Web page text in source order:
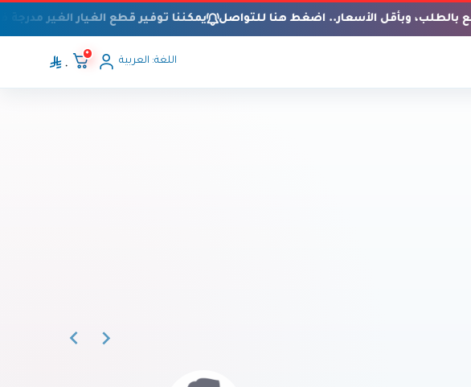
بالطلب، وبأقل الأسعار.. اضغط هنا للتواصل يمكننا توفير قطع الغيار الغير
اللغة: العربية
٠
٠